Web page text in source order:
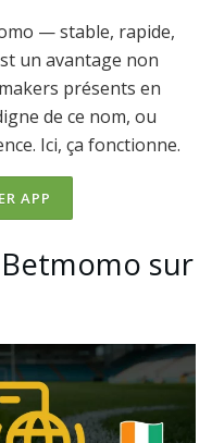
— stable, rapide,
un avantage non
présents en
de ce nom, ou
Ici, ça fonctionne.
APP
sur